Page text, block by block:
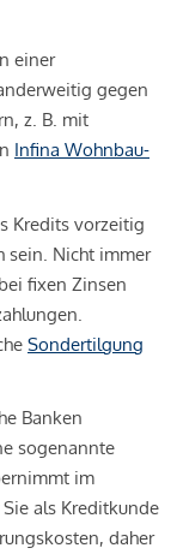
einer
gegen
z. B. mit
Infina Wohnbau-
Kredits vorzeitig
sein. Nicht immer
fixen Zinsen
Sondertilgung
Banken
sogenannte
im
als Kreditkunde
daher